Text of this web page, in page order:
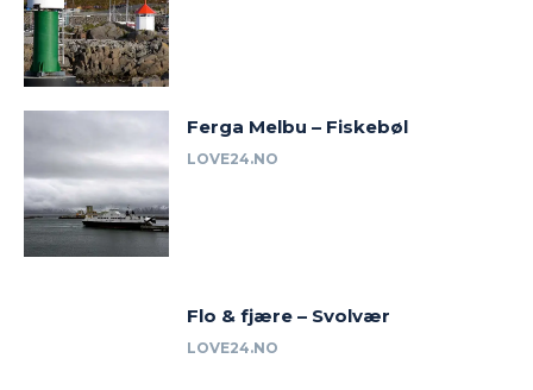
Ferga Melbu – Fiskebøl
LOVE24.NO
Flo & fjære – Svolvær
LOVE24.NO